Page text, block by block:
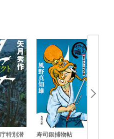
特別潜
寿司銀捕物帖